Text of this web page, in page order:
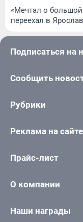
«Мечтал о
переехал в
Подписаться на
Сообщить
Рубрики
Реклама на сайте
Прайс-лист
О компании
Наши награды